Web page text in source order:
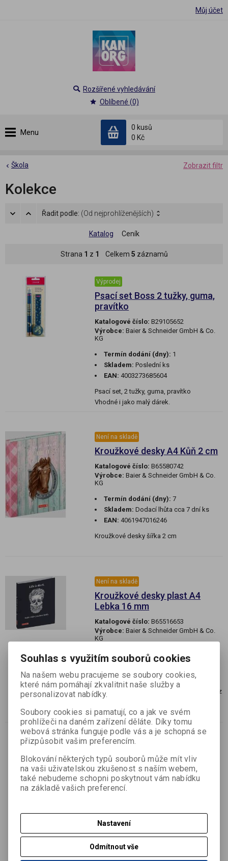
Můj účet
Menu
0 kusů
0 Kč
Rozšířené vyhledávání
Oblíbené (0)
Zobrazit filtr
Škola
Kolekce
Řadit podle: (Od nejprohlíženějších)
Katalog Ceník
Strana 1 z 1 Celkem 5 záznamů
Výprodej
Psací set Boss 2 tužky, guma,
pravítko
Katalogové číslo: B29105652
Výrobce: Baier & Schneider GmbH & Co.
KG
Termín dodání (dny): 1
Skladem: Poslední ks
EAN: 4003273685604
Psací set, 2 tužky, guma, pravítko
Vhodné i jako malý dárek.
Není na skladě
Kroužkové desky A4 Kůň 2 cm
Katalogové číslo: B65580742
Výrobce: Baier & Schneider GmbH & Co.
KG
Termín dodání (dny): 7
Skladem: Dodací lhůta cca 7 dní ks
EAN: 4061947016246
Kroužkové desky šířka 2 cm
Není na skladě
Kroužkové desky plast A4
Lebka 16 mm
Katalogové číslo: B65516653
Výrobce: Baier & Schneider GmbH & Co.
KG
Termín dodání (dny):
7
Skladem: Dodací lhůta cca 7 dní ks
EAN: 4003273686083
2 kroužkové desky plastové, šířka 16 mm, z
vrcholu mrakodrapu"
Katalogové číslo: B3660096
Výrobce:Baier & Schneider GmbH & Co.
KG
EAN: 4003273268296
Keramický hrnek "Oběd na vrcholu
mrakodrapu"
Souhlas s využitím souborů cookies
Na našem webu pracujeme se soubory cookies,
které nám pomáhají zkvalitnit naše služby a
personalizovat nabídky.
Soubory cookies si pamatují, co a jak ve svém
prohlížeči na daném zařízení děláte. Díky tomu
webová stránka funguje podle vás a je schopná se
přizpůsobit vašim preferencím.
Blokování některých typů souborů může mít vliv
na vaši uživatelskou zkušenost s naším webem,
také nebudeme schopni poskytnout vám nabídku
na základě vašich preferencí.
Nastavení
Odmítnout vše